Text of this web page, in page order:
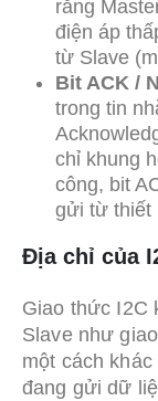
rằng
điện áp
từ Slave
Bit ACK /
trong tin
chỉ khung
công, bit
gửi từ thiết
Địa chỉ của
Giao thức I2C
Slave như
một cách
đang gửi dữ